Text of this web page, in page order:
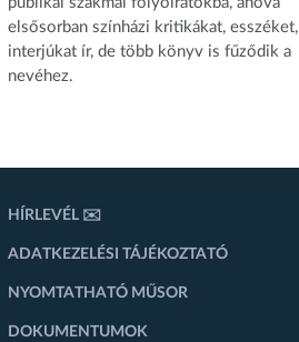
elsősorban színházi kritikákat, esszéket,
interjúkat ír, de több könyv is fűződik a
nevéhez.
HÍRLEVÉL ✉️
ADATKEZELÉSI TÁJÉKOZTATÓ
NYOMTATHATÓ MŰSOR
DOKUMENTUMOK